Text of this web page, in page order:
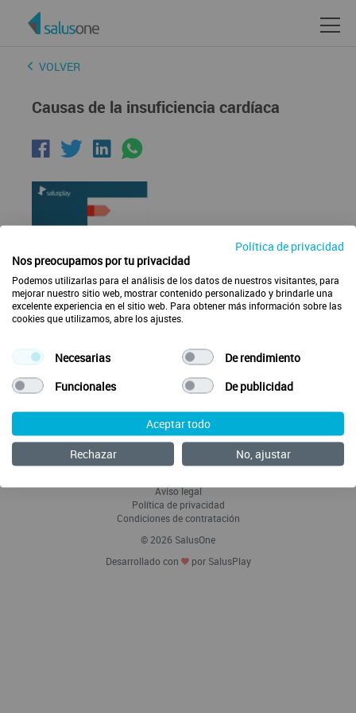
VOLVER
Causas de la insuficiencia cardíaca
Envía tus ideas
Acerca de SalusOne Enfermería
Aviso legal
Política de privacidad
Condiciones de contratación
© 2026 SalusOne
Desarrollado con
por SalusPlay
Política de privacidad
Nos preocupamos por tu privacidad
Podemos utilizarlas para el análisis de los datos de nuestros visitantes, para
mejorar nuestro sitio web, mostrar contenido personalizado y brindarle una
excelente experiencia en el sitio web. Para obtener más información sobre las
cookies que utilizamos, abre los ajustes.
Necesarias
De rendimiento
Funcionales
De publicidad
Aceptar todo
Rechazar
No, ajustar